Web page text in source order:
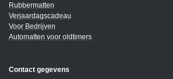
Rubbermatten
Verjaardagscadeau
Voor Bedrijven
Automatten voor oldtimers
Contact gegevens